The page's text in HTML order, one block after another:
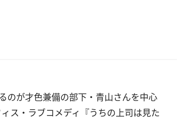
のが才色兼備の部下・青山さんを中心
ス・ラブコメディ『うちの上司は見た